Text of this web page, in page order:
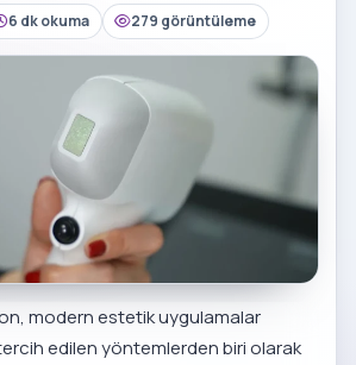
6 dk okuma 279 görüntüleme
modern estetik uygulamalar
edilen yöntemlerden biri olarak